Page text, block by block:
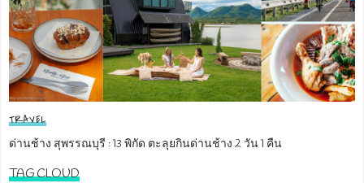
TRAVEL
ด่านช้าง สุพรรณบุรี : 13 พิกัด ตะลุยกินด่านช้าง 2 วัน 1 คืน
TAG CLOUD